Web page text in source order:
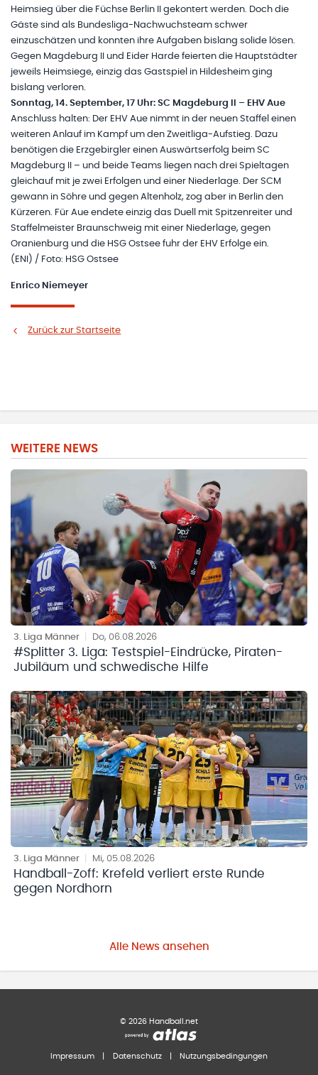
Heimsieg über die Füchse Berlin II gekontert werden. Doch die
Gäste sind als Bundesliga-Nachwuchsteam schwer
einzuschätzen und konnten ihre Aufgaben bislang solide lösen.
Gegen Magdeburg II und Eider Harde feierten die Hauptstädter
jeweils Heimsiege, einzig das Gastspiel in Hildesheim ging
bislang verloren.
Sonntag, 14. September, 17 Uhr: SC Magdeburg II – EHV Aue
Anschluss halten: Der EHV Aue nimmt in der neuen Staffel einen
weiteren Anlauf im Kampf um den Zweitliga-Aufstieg. Dazu
benötigen die Erzgebirgler einen Auswärtserfolg beim SC
Magdeburg II – und beide Teams liegen nach drei Spieltagen
gleichauf mit je zwei Erfolgen und einer Niederlage. Der SCM
gewann in Söhre und gegen Altenholz, zog aber in Berlin den
Kürzeren. Für Aue endete einzig das Duell mit Spitzenreiter und
Staffelmeister Braunschweig mit einer Niederlage, gegen
Oranienburg und die HSG Ostsee fuhr der EHV Erfolge ein.
(ENI) / Foto: HSG Ostsee
Enrico Niemeyer
Zurück zur Startseite
WEITERE NEWS
3. Liga Männer Do, 06.08.2026
#Splitter 3. Liga: Testspiel-Eindrücke, Piraten-
Jubiläum und schwedische Hilfe
3. Liga Männer Mi, 05.08.2026
Handball-Zoff: Krefeld verliert erste Runde
gegen Nordhorn
Alle News ansehen
© 2026 Handball.net
Impressum Datenschutz Nutzungsbedingungen